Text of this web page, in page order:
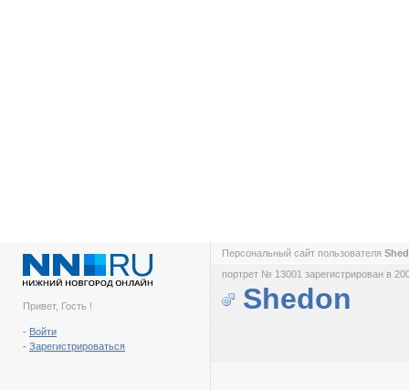
Привет, Гость !
- Войти
- Зарегистрироваться
Персональный сайт пользователя
портрет № 13001 зарегистрирован в
Shedon